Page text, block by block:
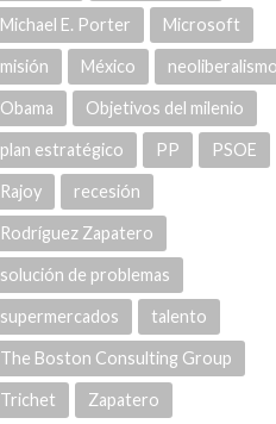
Michael E. Porter Microsoft
misión México neoliberalismo
Obama Objetivos del milenio
plan estratégico PP PSOE
Rajoy recesión
Rodríguez Zapatero
solución de problemas
supermercados talento
The Boston Consulting Group
Trichet Zapatero